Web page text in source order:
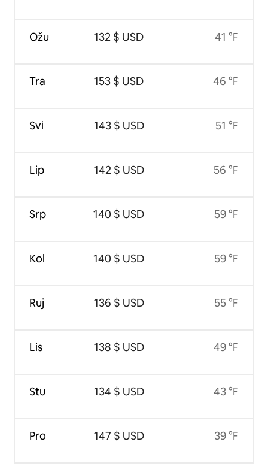
Ožu
Tra
Svi
Lip
Srp
Kol
Ruj
Lis
Stu
Pro
132 $ USD
153 $ USD
143 $ USD
142 $ USD
140 $ USD
140 $ USD
136 $ USD
138 $ USD
134 $ USD
147 $ USD
41 °F
46 °F
51 °F
56 °F
59 °F
59 °F
55 °F
49 °F
43 °F
39 °F